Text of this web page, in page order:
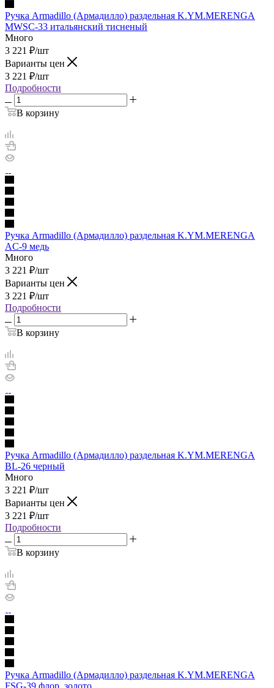
Ручка Armadillo (Армадилло) раздельная K.YM.MERENGA
MWSC-33 итальянский тисненый
Много
3 221 ₽/шт
Варианты цен
3 221 ₽/шт
Подробности
В корзину
Ручка Armadillo (Армадилло) раздельная K.YM.MERENGA
AC-9 медь
Много
3 221 ₽/шт
Варианты цен
3 221 ₽/шт
Подробности
В корзину
Ручка Armadillo (Армадилло) раздельная K.YM.MERENGA
BL-26 черный
Много
3 221 ₽/шт
Варианты цен
3 221 ₽/шт
Подробности
В корзину
Ручка Armadillo (Армадилло) раздельная K.YM.MERENGA
FSG-39 флор. золото